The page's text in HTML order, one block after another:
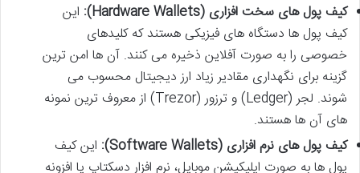
کیف پول های سخت افزاری (Hardware Wallets):
این
کیف پول ها دستگاه های فیزیکی هستند که کلیدهای
خصوصی را به صورت آفلاین ذخیره می کنند. آن ها امن ترین
گزینه برای نگهداری مقادیر زیاد ارز دیجیتال محسوب می
شوند. لجر (Ledger) و ترزور (Trezor) از معروف ترین نمونه
های آن ها هستند.
کیف پول های نرم افزاری (Software Wallets):
این کیف
پول ها به صورت اپلیکیشن موبایل، نرم افزار دسکتاپ یا افزونه